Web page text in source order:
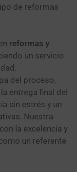
de reformas
reformas y
un servicio
del proceso,
entrega final del
sin estrés y un
Nuestra
la excelencia y
un referente